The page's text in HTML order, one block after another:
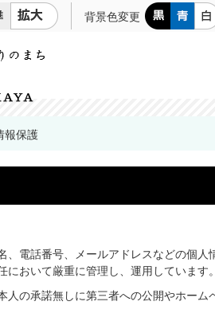
背景色変更
報保護
、電話番号、メールアドレスなどの個人
おいて厳重に管理し、運用しています。
人の承諾無しに第三者への公開やホーム